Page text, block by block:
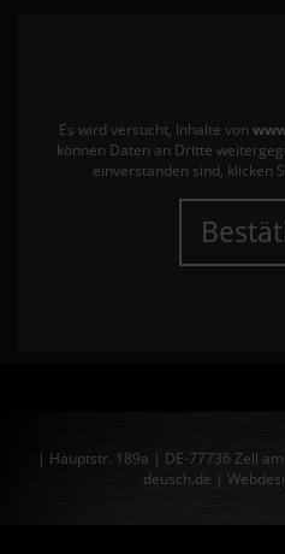
Es wird versucht, Inhalte von
können Daten an Dritte
einverstanden sind, klicken
| Hauptstr. 189a | DE-77736 Zell
deusch.de |